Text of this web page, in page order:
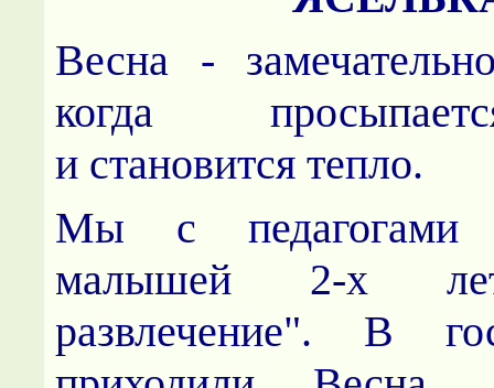
Весна -
когда
и становится тепло.
Мы с педагогами
малышей 2-х
развлечение". В